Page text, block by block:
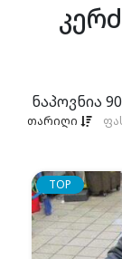
ნაპოვნია 90
თარიღი
TOP